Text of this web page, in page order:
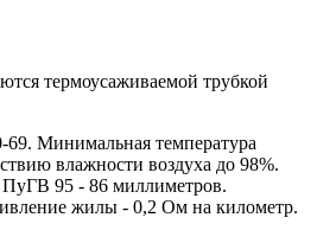
термоусаживаемой трубкой
Минимальная температура
влажности воздуха до 98%.
ПуГВ 95 - 86 миллиметров.
жилы - 0,2 Ом на километр.